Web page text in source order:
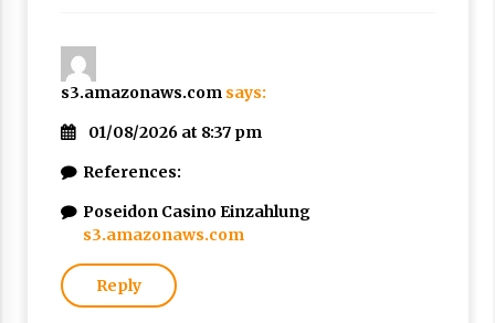
s3.amazonaws.com says:
01/08/2026 at 8:37 pm
References:
Poseidon Casino Einzahlung
s3.amazonaws.com
Reply